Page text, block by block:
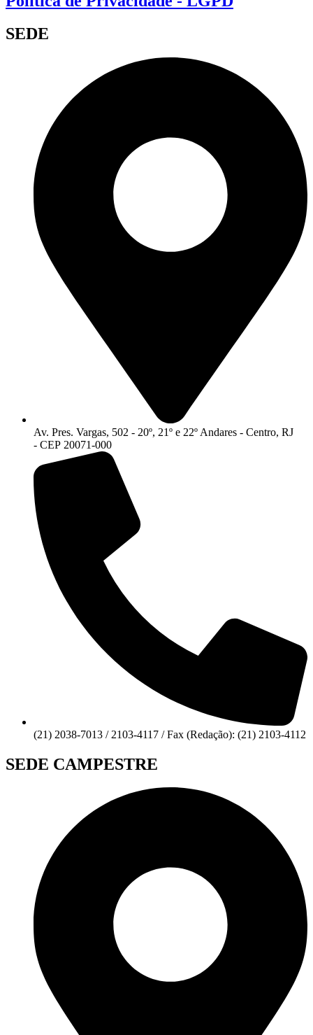
SEDE
Av. Pres. Vargas, 502 - 20º, 21º e 22º Andares - Centro, RJ
- CEP 20071-000
(21) 2038-7013 / 2103-4117 / Fax (Redação): (21) 2103-4112
SEDE CAMPESTRE